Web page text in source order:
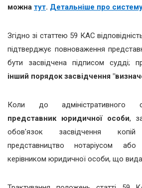
можна тут. Детальніше про
Згідно зі статтею 59 КАС
підтверджує повноваження
бути засвідчена підписом судді;
інший порядок засвідчення
Коли до адміністративного
представник юридичної особи,
обов'язок засвідчення
представництво нотаріусом
керівником юридичної особи, що